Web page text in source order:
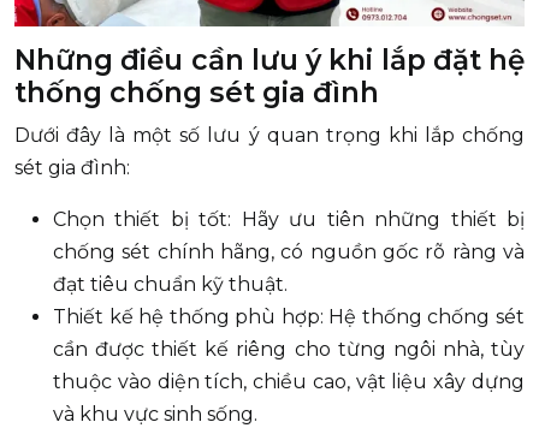
Những điều cần lưu ý khi lắp đặt hệ
thống chống sét gia đình
Dưới đây là một số lưu ý quan trọng khi lắp chống
sét gia đình:
Chọn thiết bị tốt: Hãy ưu tiên những thiết bị
chống sét chính hãng, có nguồn gốc rõ ràng và
đạt tiêu chuẩn kỹ thuật.
Thiết kế hệ thống phù hợp: Hệ thống chống sét
cần được thiết kế riêng cho từng ngôi nhà, tùy
thuộc vào diện tích, chiều cao, vật liệu xây dựng
và khu vực sinh sống.